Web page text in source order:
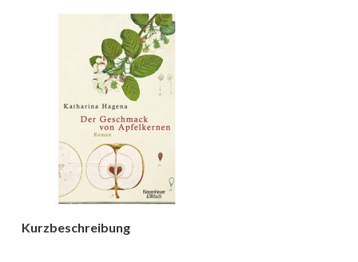
Kurzbeschreibung